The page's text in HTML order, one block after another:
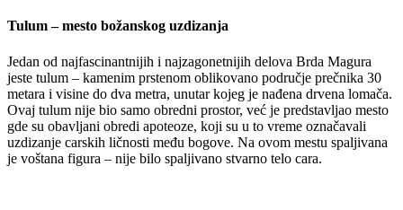
Tulum – mesto božanskog uzdizanja
Jedan od najfascinantnijih i najzagonetnijih delova Brda Magura
jeste tulum – kamenim prstenom oblikovano područje prečnika 30
metara i visine do dva metra, unutar kojeg je nađena drvena lomača.
Ovaj tulum nije bio samo obredni prostor, već je predstavljao mesto
gde su obavljani obredi apoteoze, koji su u to vreme označavali
uzdizanje carskih ličnosti među bogove. Na ovom mestu spaljivana
je voštana figura – nije bilo spaljivano stvarno telo cara.